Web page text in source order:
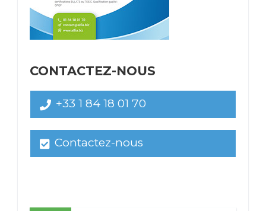
CONTACTEZ-NOUS
+33 1 84 18 01 70
Contactez-nous